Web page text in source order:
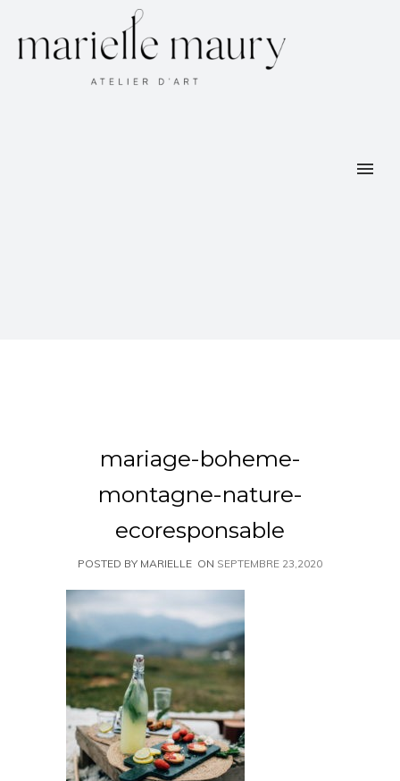
mariage-boheme-
montagne-nature-
ecoresponsable
POSTED BY MARIELLE ON SEPTEMBRE 23,2020